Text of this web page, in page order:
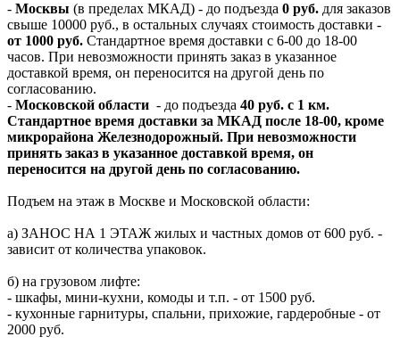
- Москвы (в пределах МКАД) - до подъезда 0 руб. для заказов
свыше 10000 руб., в остальных случаях стоимость доставки -
от 1000 руб. Стандартное время доставки с 6-00 до 18-00
часов. При невозможности принять заказ в указанное
доставкой время, он переносится на другой день по
согласованию.
- Московской области - до подъезда 40 руб. с 1 км.
Стандартное время доставки за МКАД после 18-00, кроме
микрорайона Железнодорожный. При невозможности
принять заказ в указанное доставкой время, он
переносится на другой день по согласованию.
Подъем на этаж в Москве и Московской области:
а) ЗАНОС НА 1 ЭТАЖ жилых и частных домов от 600 руб. -
зависит от количества упаковок.
б) на грузовом лифте:
- шкафы, мини-кухни, комоды и т.п. - от 1500 руб.
- кухонные гарнитуры, спальни, прихожие, гардеробные - от
2000 руб.